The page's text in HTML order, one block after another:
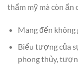
thẩm mỹ mà còn ẩn
Mang đến không
Biểu tượng của
phong thủy,